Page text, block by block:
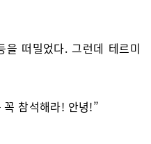
떠밀었다. 그런데 테르미
꼭 참석해라! 안녕!”